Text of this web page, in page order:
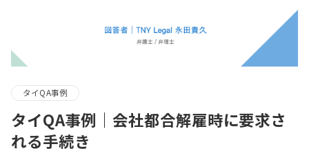
タイQA事例
タイQA事例｜会社都合解雇時に要求さ
れる手続き